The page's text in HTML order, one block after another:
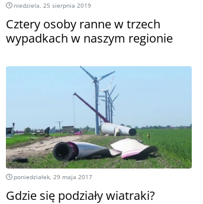
niedziela, 25 sierpnia 2019
Cztery osoby ranne w trzech
wypadkach w naszym regionie
poniedziałek, 29 maja 2017
Gdzie się podziały wiatraki?